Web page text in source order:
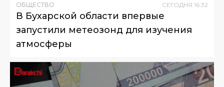
ОБЩЕСТВО СЕГОДНЯ 16:32
В Бухарской области впервые
запустили метеозонд для изучения
атмосферы